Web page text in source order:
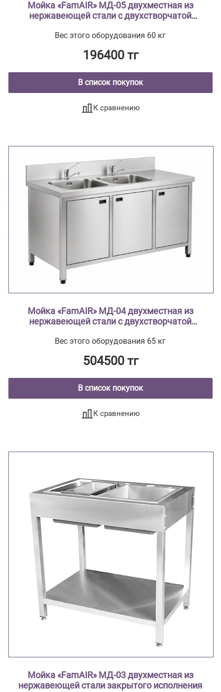
Мойка «FamAIR» МД-05 двухместная из
нержавеющей стали с двухстворчатой
Вес этого оборудования 60 кг
196400 тг
В список покупок
К сравнению
Мойка «FamAIR» МД-04 двухместная из
нержавеющей стали с двухстворчатой
тумба из нержавеющей стали , мойки
столешницу)
Вес этого оборудования 65 кг
504500 тг
В список покупок
К сравнению
Мойка «FamAIR» МД-03 двухместная из
нержавеющей стали закрытого исполнения